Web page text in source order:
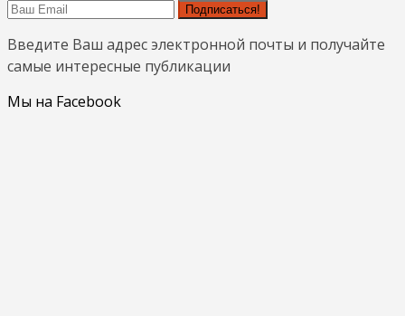
Подписаться!
Введите Ваш адрес электронной почты и получайте
самые интересные публикации
Мы на Facebook